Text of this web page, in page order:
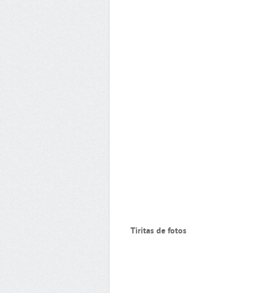
Tiritas de fotos